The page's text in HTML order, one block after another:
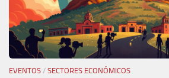
EVENTOS / SECTORES ECONÓMICOS